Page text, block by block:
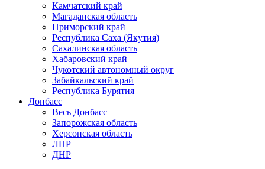
Камчатский край
Магаданская область
Приморский край
Республика Саха (Якутия)
Сахалинская область
Хабаровский край
Чукотский автономный округ
Забайкальский край
Республика Бурятия
Донбасс
Весь Донбасс
Запорожская область
Херсонская область
ЛНР
ДНР